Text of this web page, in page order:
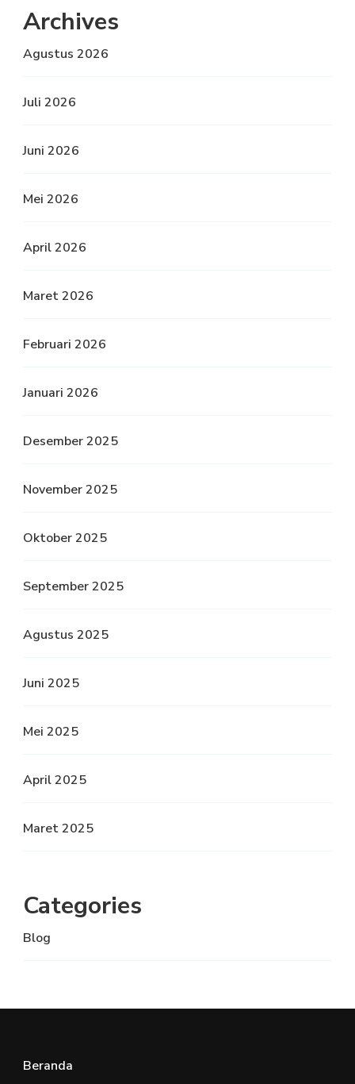
Archives
Agustus 2026
Juli 2026
Juni 2026
Mei 2026
April 2026
Maret 2026
Februari 2026
Januari 2026
Desember 2025
November 2025
Oktober 2025
September 2025
Agustus 2025
Juni 2025
Mei 2025
April 2025
Maret 2025
Categories
Blog
Beranda